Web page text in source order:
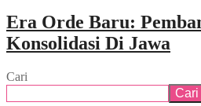
Era Orde Baru:
Konsolidasi Di Jawa
Cari
Cari